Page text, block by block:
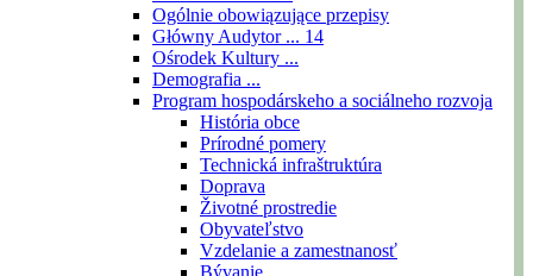
Ogólnie obowiązujące przepisy
Główny Audytor ... 14
Ośrodek Kultury ...
Demografia ...
Program hospodárskeho a sociálneho rozvoja
História obce
Prírodné pomery
Technická infraštruktúra
Doprava
Životné prostredie
Obyvateľstvo
Vzdelanie a zamestnanosť
Bývanie